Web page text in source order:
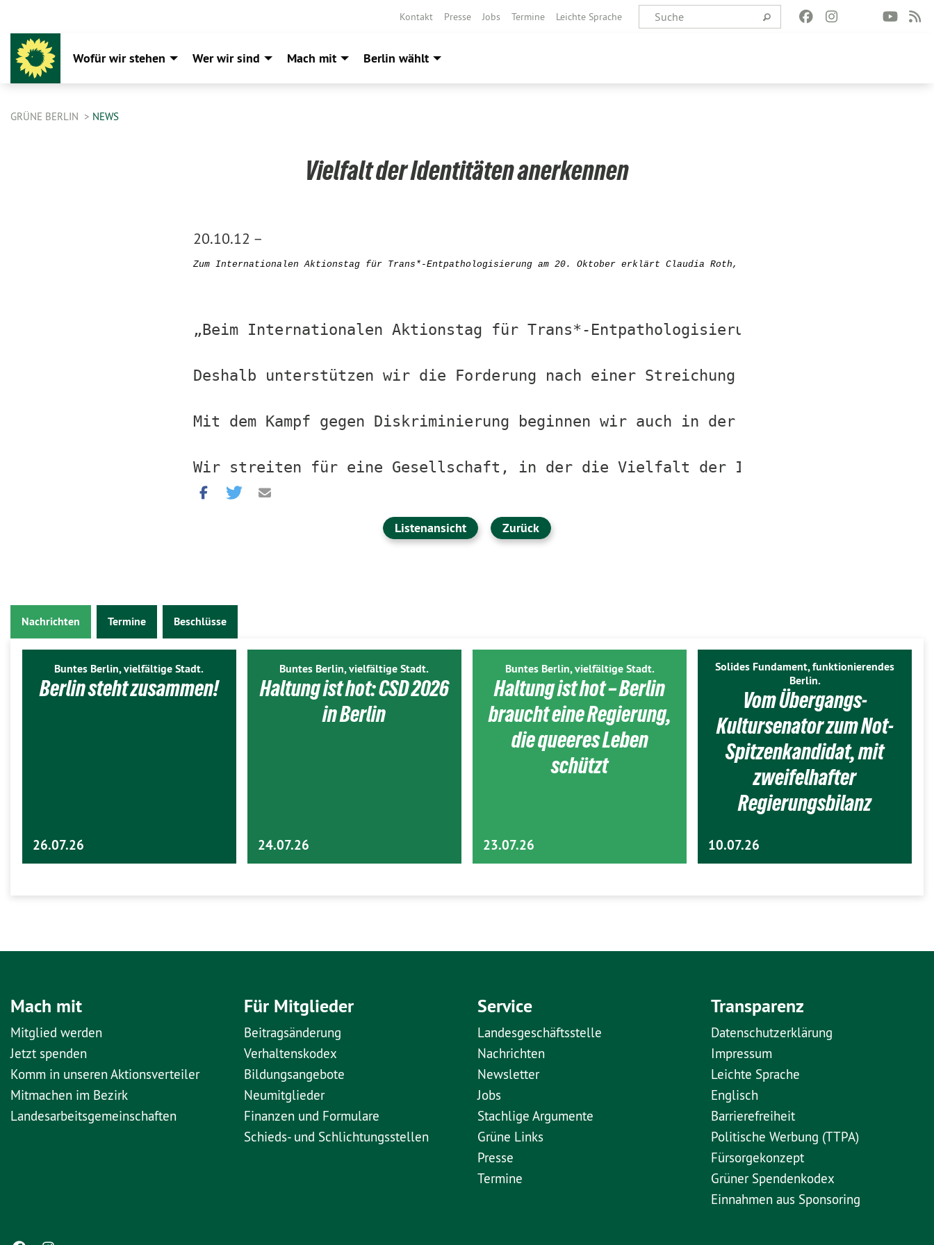
Kontakt Presse Jobs Termine Leichte Sprache
Wofür wir stehen Wer wir sind Mach mit Berlin wählt
GRÜNE BERLIN NEWS
Vielfalt der Identitäten anerkennen
20.10.12 –
Zum Internationalen Aktionstag für Trans*-Entpathologisierung am 20. Oktober erklärt Claudia Roth, Bundesvorsitzende von BÜNDNIS 90/
„Beim Internationalen Aktionstag für Trans*-Entpathologisierung am 20. Oktober
Deshalb unterstützen wir die Forderung nach einer Streichung der Diagnose
Mit dem Kampf gegen Diskriminierung beginnen wir auch in der eigenen Partei:
Wir streiten für eine Gesellschaft, in der die Vielfalt der Identitäten als
Listenansicht Zurück
Nachrichten Termine Beschlüsse
Buntes Berlin, vielfältige Stadt.
Berlin steht zusammen!
26.07.26
Buntes Berlin, vielfältige Stadt.
Haltung ist hot: CSD 2026
in Berlin
24.07.26
Buntes Berlin, vielfältige Stadt.
Haltung ist hot – Berlin
braucht eine Regierung,
die queeres Leben
schützt
23.07.26
Solides Fundament, funktionierendes
Berlin.
Vom Übergangs-
Kultursenator zum Not-
Spitzenkandidat, mit
zweifelhafter
Regierungsbilanz
10.07.26
Mach mit
Mitglied werden
Jetzt spenden
Komm in unseren Aktionsverteiler
Mitmachen im Bezirk
Landesarbeitsgemeinschaften
Für Mitglieder
Beitragsänderung
Verhaltenskodex
Bildungsangebote
Neumitglieder
Finanzen und Formulare
Schieds- und Schlichtungsstellen
Service
Landesgeschäftsstelle
Nachrichten
Newsletter
Jobs
Stachlige Argumente
Grüne Links
Presse
Termine
Transparenz
Datenschutzerklärung
Impressum
Leichte Sprache
Englisch
Barrierefreiheit
Politische Werbung (TTPA)
Fürsorgekonzept
Grüner Spendenkodex
Einnahmen aus Sponsoring